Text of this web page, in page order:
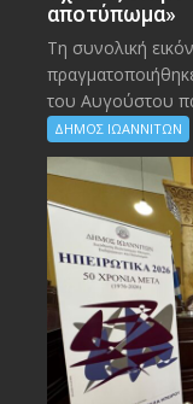
αποτύπωμα»
Τη συνολική
του Αυγούστου
ΔΗΜΟΣ ΙΩΑΝΝΙΤΩΝ